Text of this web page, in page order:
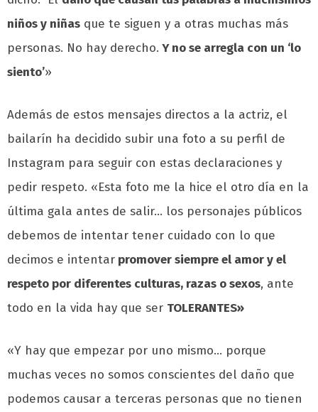
niños y niñas que te siguen y a otras muchas más
personas. No hay derecho. Y no se arregla con un ‘lo
siento’»
Además de estos mensajes directos a la actriz, el
bailarín ha decidido subir una foto a su perfil de
Instagram para seguir con estas declaraciones y
pedir respeto. «Esta foto me la hice el otro día en la
última gala antes de salir… los personajes públicos
debemos de intentar tener cuidado con lo que
decimos e intentar promover siempre el amor y el
respeto por diferentes culturas, razas o sexos, ante
todo en la vida hay que ser TOLERANTES»
«Y hay que empezar por uno mismo… porque
muchas veces no somos conscientes del daño que
podemos causar a terceras personas que no tienen